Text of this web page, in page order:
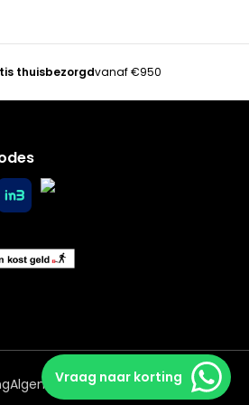
thuisbezorgdvanaf €950
Vraag naar korting
Algemene voorwaarden